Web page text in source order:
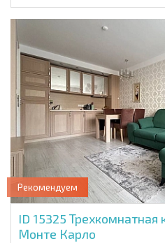
Рекомендуем
ID 15325 Трехкомнатная
Монте Карло